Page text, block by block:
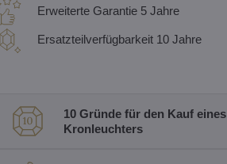
Erweiterte Garantie 5 Jahre
Ersatzteilverfügbarkeit 10 Jahre
10 Gründe für den Kauf eines
Kronleuchters